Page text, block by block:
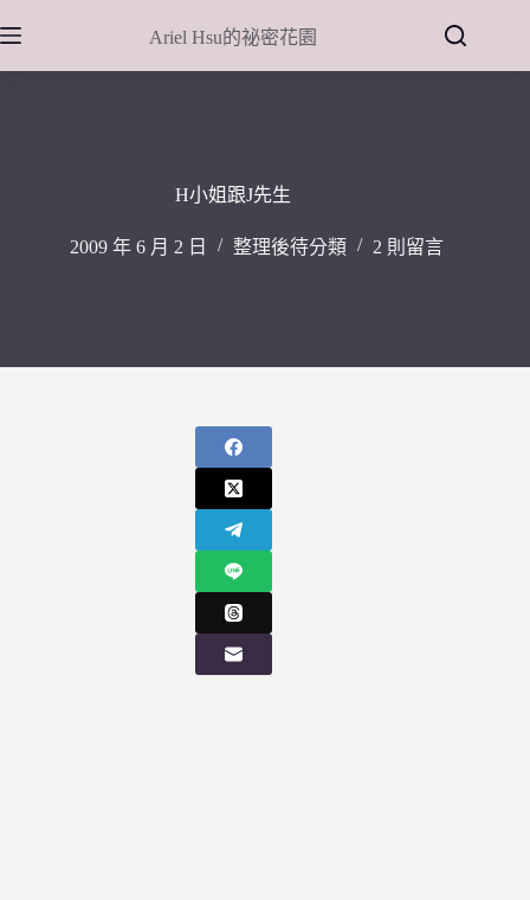
至
主
Ariel Hsu的祕密花園
H小姐跟J先生
2009 年 6 月 2 日 整理後待分類 2 則留言